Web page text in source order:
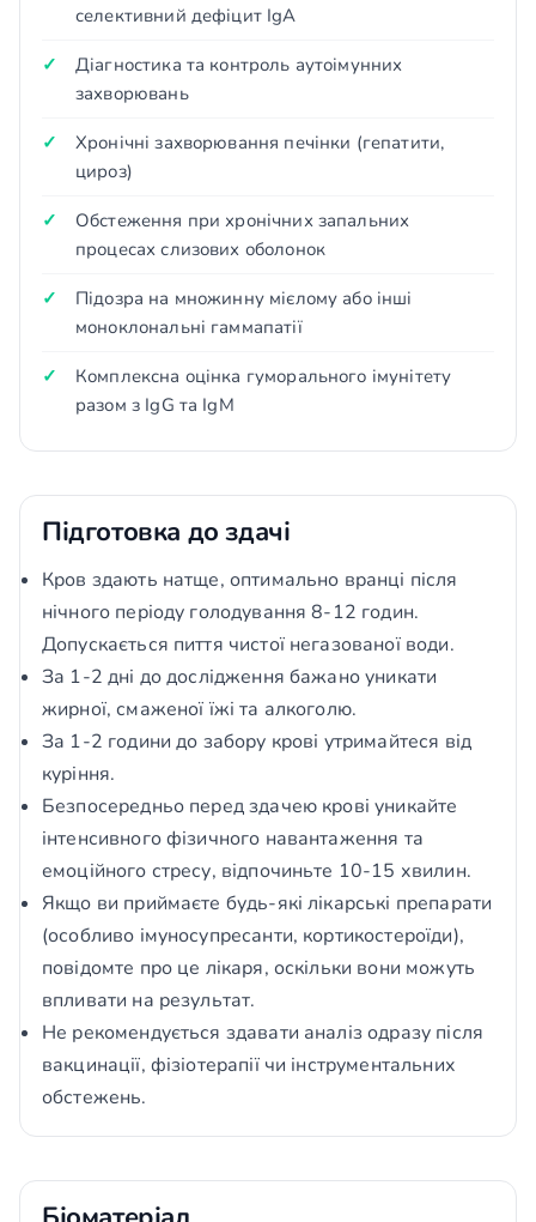
селективний дефіцит IgA
Діагностика та контроль аутоімунних
захворювань
Хронічні захворювання печінки (гепатити,
цироз)
Обстеження при хронічних запальних
процесах слизових оболонок
Підозра на множинну мієлому або інші
моноклональні гаммапатії
Комплексна оцінка гуморального імунітету
разом з IgG та IgM
Підготовка до здачі
Кров здають натще, оптимально вранці після
нічного періоду голодування 8-12 годин.
Допускається пиття чистої негазованої води.
За 1-2 дні до дослідження бажано уникати
жирної, смаженої їжі та алкоголю.
За 1-2 години до забору крові утримайтеся від
куріння.
Безпосередньо перед здачею крові уникайте
інтенсивного фізичного навантаження та
емоційного стресу, відпочиньте 10-15 хвилин.
Якщо ви приймаєте будь-які лікарські препарати
(особливо імуносупресанти, кортикостероїди),
повідомте про це лікаря, оскільки вони можуть
впливати на результат.
Не рекомендується здавати аналіз одразу після
вакцинації, фізіотерапії чи інструментальних
обстежень.